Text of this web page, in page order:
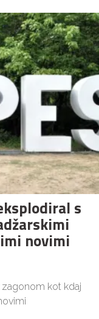
s
novimi
zagonom kot kdaj